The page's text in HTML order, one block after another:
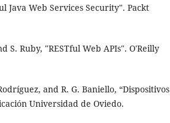
Java Web Services Security". Packt
S. Ruby, "RESTful Web APIs". O'Reilly
and R. G. Baniello, “Dispositivos
Universidad de Oviedo.